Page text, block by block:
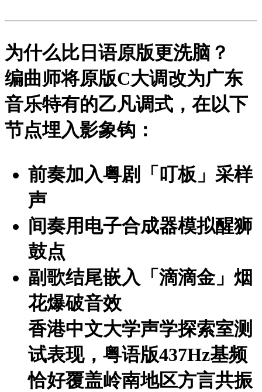
为什么比日语原版更洗脑？
编曲师将原版C大调改为广东
音乐特有的乙凡调式 ，在以下
节点埋入影象钩：
前奏加入粤剧「叮板」采样
声
间奏用电子合成器模拟醒狮
鼓点
副歌结尾嵌入「滴滴金」烟
花爆破音效
香港中文大学声学探索室测
试表现，粤语版437Hz基频
恰好覆盖岭南地区方言共振